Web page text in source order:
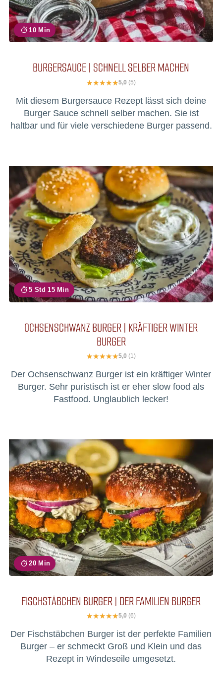
10 Min
BURGERSAUCE | SCHNELL SELBER MACHEN
5,0 (5)
Mit diesem Burgersauce Rezept lässt sich deine
Burger Sauce schnell selber machen. Sie ist
haltbar und für viele verschiedene Burger passend.
5 Std 15 Min
OCHSENSCHWANZ BURGER | KRÄFTIGER WINTER
BURGER
5,0 (1)
Der Ochsenschwanz Burger ist ein kräftiger Winter
Burger. Sehr puristisch ist er eher slow food als
Fastfood. Unglaublich lecker!
20 Min
FISCHSTÄBCHEN BURGER | DER FAMILIEN BURGER
5,0 (6)
Der Fischstäbchen Burger ist der perfekte Familien
Burger – er schmeckt Groß und Klein und das
Rezept in Windeseile umgesetzt.